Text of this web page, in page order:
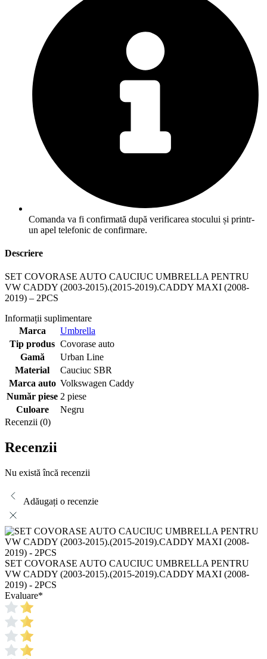
Comanda va fi confirmată după verificarea stocului și printr-
un apel telefonic de confirmare.
Descriere
SET COVORASE AUTO CAUCIUC UMBRELLA PENTRU
VW CADDY (2003-2015).(2015-2019).CADDY MAXI (2008-
2019) – 2PCS
Informații suplimentare
Marca
Umbrella
Tip produs Covorase auto
Gamă
Urban Line
Material
Cauciuc SBR
Marca auto Volkswagen Caddy
Număr piese 2 piese
Culoare
Negru
Recenzii (0)
Recenzii
Nu există încă recenzii
Adăugați o recenzie
SET COVORASE AUTO CAUCIUC UMBRELLA PENTRU
VW CADDY (2003-2015).(2015-2019).CADDY MAXI (2008-
2019) - 2PCS
Evaluare*